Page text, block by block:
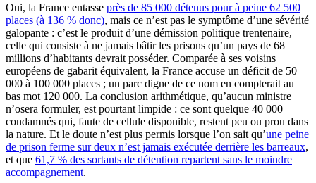
Oui, la France entasse près de 85 000 détenus pour à peine 62 500
places (à 136 % donc), mais ce n’est pas le symptôme d’une sévérité
galopante : c’est le produit d’une démission politique trentenaire,
celle qui consiste à ne jamais bâtir les prisons qu’un pays de 68
millions d’habitants devrait posséder. Comparée à ses voisins
européens de gabarit équivalent, la France accuse un déficit de 50
000 à 100 000 places ; un parc digne de ce nom en compterait au
bas mot 120 000. La conclusion arithmétique, qu’aucun ministre
n’osera formuler, est pourtant limpide : ce sont quelque 40 000
condamnés qui, faute de cellule disponible, restent peu ou prou dans
la nature. Et le doute n’est plus permis lorsque l’on sait qu’une peine
de prison ferme sur deux n’est jamais exécutée derrière les barreaux,
et que 61,7 % des sortants de détention repartent sans le moindre
accompagnement.